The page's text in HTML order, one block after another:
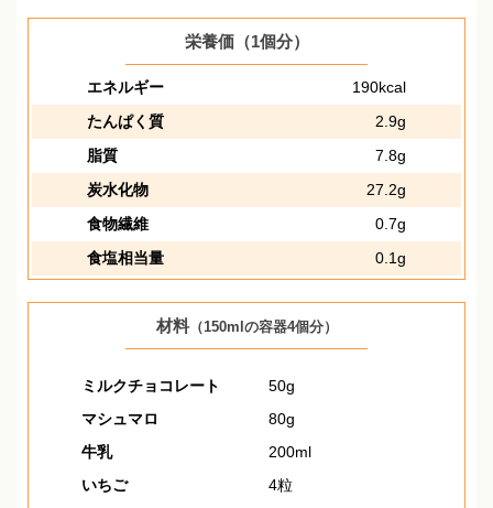
栄養価（1個分）
エネルギー
190kcal
たんぱく質
2.9g
脂質
7.8g
炭水化物
27.2g
食物繊維
0.7g
食塩相当量
0.1g
材料（150mlの容器4個分）
ミルクチョコレート
50g
マシュマロ
80g
牛乳
200ml
いちご
4粒